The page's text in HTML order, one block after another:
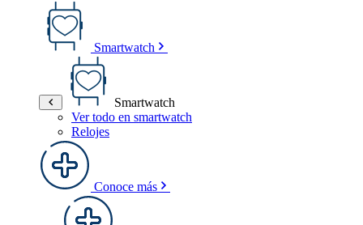
Smartwatch
Smartwatch
Ver todo en smartwatch
Relojes
Conoce más